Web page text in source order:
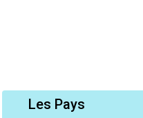
Les Pays